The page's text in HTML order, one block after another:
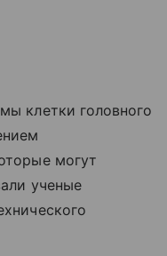
клетки головного
могут
ученые